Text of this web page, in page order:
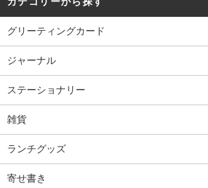
グリーティングカード
ジャーナル
ステーショナリー
雑貨
ランチグッズ
寄せ書き